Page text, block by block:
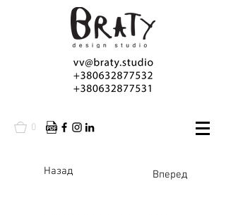
0
Назад Вперед